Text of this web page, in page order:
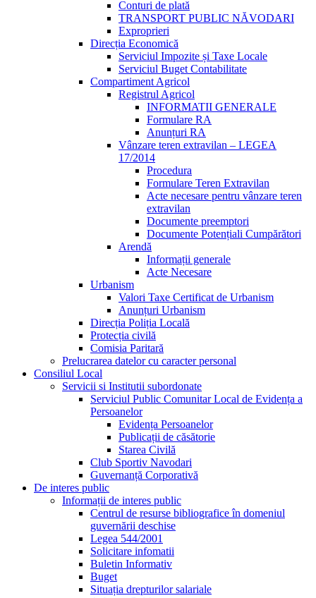
Conturi de plată
TRANSPORT PUBLIC NĂVODARI
Exproprieri
Direcția Economică
Serviciul Impozite și Taxe Locale
Serviciul Buget Contabilitate
Compartiment Agricol
Registrul Agricol
INFORMATII GENERALE
Formulare RA
Anunțuri RA
Vânzare teren extravilan – LEGEA
17/2014
Procedura
Formulare Teren Extravilan
Acte necesare pentru vânzare teren
extravilan
Documente preemptori
Documente Potențiali Cumpărători
Arendă
Informații generale
Acte Necesare
Urbanism
Valori Taxe Certificat de Urbanism
Anunțuri Urbanism
Direcția Poliția Locală
Protecția civilă
Comisia Paritară
Prelucrarea datelor cu caracter personal
Consiliul Local
Servicii si Institutii subordonate
Serviciul Public Comunitar Local de Evidența a
Persoanelor
Evidența Persoanelor
Publicații de căsătorie
Starea Civilă
Club Sportiv Navodari
Guvernanță Corporativă
De interes public
Informații de interes public
Centrul de resurse bibliografice în domeniul
guvernării deschise
Legea 544/2001
Solicitare infomatii
Buletin Informativ
Buget
Situația drepturilor salariale